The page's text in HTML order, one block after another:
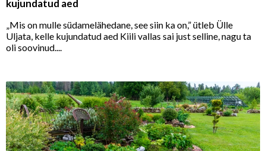
kujundatud aed
„Mis on mulle südamelähedane, see siin ka on,” ütleb Ülle
Uljata, kelle kujundatud aed Kiili vallas sai just selline, nagu ta
oli soovinud....